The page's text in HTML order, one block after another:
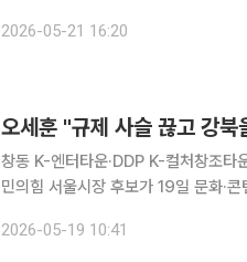
부 출범 이후 처음 치러지는 전국 단
2026-05-21 16:20
오세훈 "규제 사슬 끊고 강
창동 K-엔터타운·DDP K-컬처창조타운
민의힘 서울시장 후보가 19일 문화·
대 4배에 달하는 상황에서 정체된 강
2026-05-19 10:41